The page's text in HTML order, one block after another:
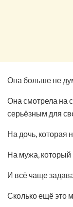
Она больше не
Она смотрела на
серьёзным для
На дочь, которая
На мужа, который
И всё чаще
Сколько ещё это